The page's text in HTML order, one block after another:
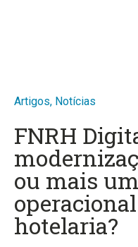
Artigos, Notícias
FNRH
ou mais
hotelaria?